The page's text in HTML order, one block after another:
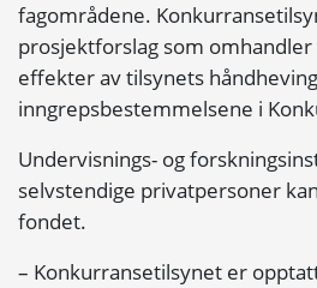
fagområdene.
prosjektforslag som
effekter av tilsynets
inngrepsbestemmelsene i
Undervisnings- og
selvstendige privatpersoner
fondet.
– Konkurransetilsynet er